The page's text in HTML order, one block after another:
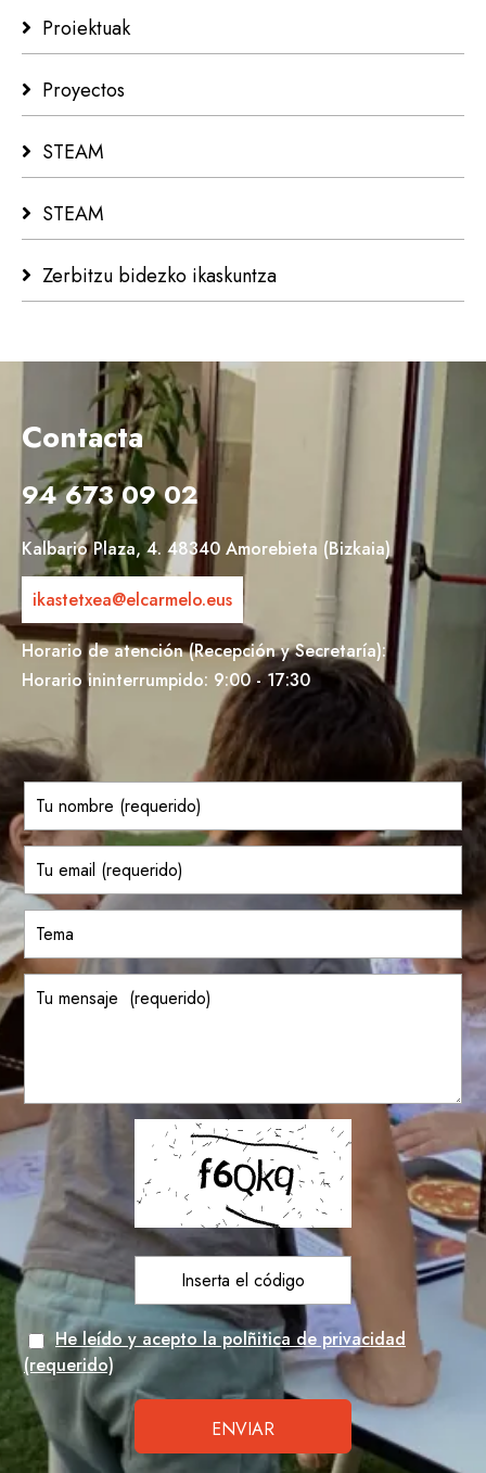
Proiektuak
Proyectos
STEAM
STEAM
Zerbitzu bidezko ikaskuntza
Contacta
94 673 09 02
Kalbario Plaza, 4. 48340 Amorebieta (Bizkaia)
ikastetxea@elcarmelo.eus
Horario de atención (Recepción y Secretaría):
Horario ininterrumpido: 9:00 - 17:30
He leído y acepto la polñitica de privacidad
(requerido)